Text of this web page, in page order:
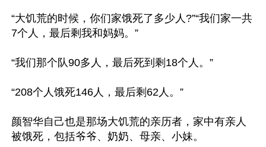
“大饥荒的时候，你们家饿死了多少人?”“我们家一共
7个人，最后剩我和妈妈。”
“我们那个队90多人，最后死到剩18个人。”
“208个人饿死146人，最后剩62人。”
颜智华自己也是那场大饥荒的亲历者，家中有亲人
被饿死，包括爷爷、奶奶、母亲、小妹。